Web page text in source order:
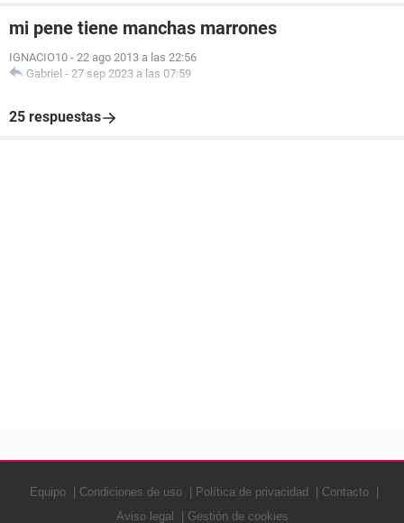
mi pene tiene manchas marrones
IGNACIO10 - 22 ago 2013 a las 22:56
Gabriel - 27 sep 2023 a las 07:59
25 respuestas
Equipo Condiciones de uso Política de privacidad
Contacto
Aviso legal
Gestión de cookies